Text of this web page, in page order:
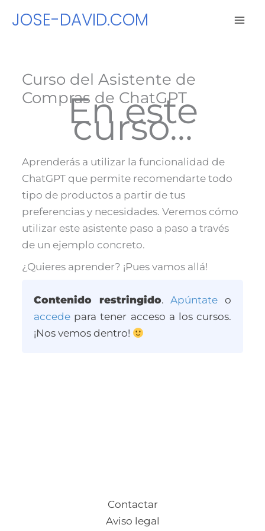
JOSE-DAVID.COM
Curso del Asistente de
Compras de ChatGPT
En este
curso…
Aprenderás a utilizar la funcionalidad de
ChatGPT que permite recomendarte todo
tipo de productos a partir de tus
preferencias y necesidades. Veremos cómo
utilizar este asistente paso a paso a través
de un ejemplo concreto.
¿Quieres aprender? ¡Pues vamos allá!
Contenido restringido.Apúntate o
accede para tener acceso a los cursos.
¡Nos vemos dentro!
Contactar
Aviso legal